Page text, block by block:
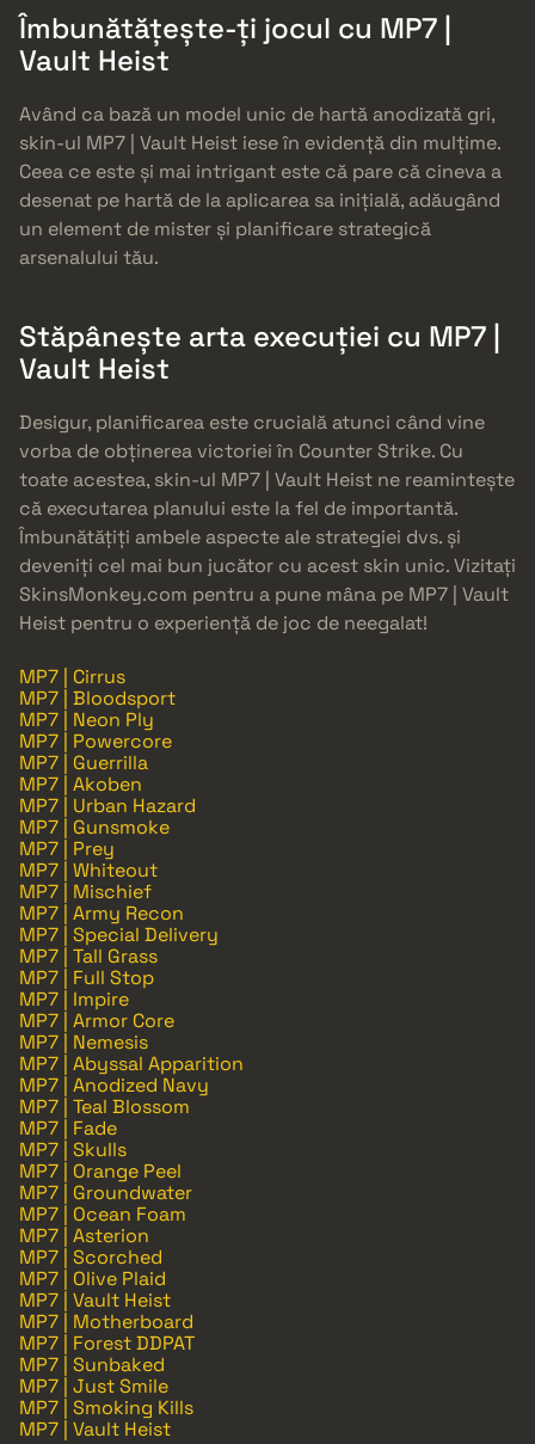
Îmbunătățește-ți jocul cu MP7 |
Vault Heist
Având ca bază un model unic de hartă anodizată gri,
skin-ul MP7 | Vault Heist iese în evidență din mulțime.
Ceea ce este și mai intrigant este că pare că cineva a
desenat pe hartă de la aplicarea sa inițială, adăugând
un element de mister și planificare strategică
arsenalului tău.
Stăpânește arta execuției cu MP7 |
Vault Heist
Desigur, planificarea este crucială atunci când vine
vorba de obținerea victoriei în Counter Strike. Cu
toate acestea, skin-ul MP7 | Vault Heist ne reamintește
că executarea planului este la fel de importantă.
Îmbunătățiți ambele aspecte ale strategiei dvs. și
deveniți cel mai bun jucător cu acest skin unic. Vizitați
SkinsMonkey.com pentru a pune mâna pe MP7 | Vault
Heist pentru o experiență de joc de neegalat!
MP7 | Cirrus
MP7 | Bloodsport
MP7 | Neon Ply
MP7 | Powercore
MP7 | Guerrilla
MP7 | Akoben
MP7 | Urban Hazard
MP7 | Gunsmoke
MP7 | Prey
MP7 | Whiteout
MP7 | Mischief
MP7 | Army Recon
MP7 | Special Delivery
MP7 | Tall Grass
MP7 | Full Stop
MP7 | Impire
MP7 | Armor Core
MP7 | Nemesis
MP7 | Abyssal Apparition
MP7 | Anodized Navy
MP7 | Teal Blossom
MP7 | Fade
MP7 | Skulls
MP7 | Orange Peel
MP7 | Groundwater
MP7 | Ocean Foam
MP7 | Asterion
MP7 | Scorched
MP7 | Olive Plaid
MP7 | Vault Heist
MP7 | Motherboard
MP7 | Forest DDPAT
MP7 | Sunbaked
MP7 | Just Smile
MP7 | Smoking Kills
MP7 | Vault Heist